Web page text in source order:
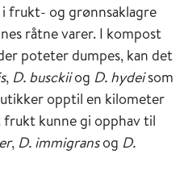
frukt- og grønnsaklagre
råtne varer. I kompost
poteter dumpes, kan det
, D. busckiiog D. hydeisom
opptil en kilometer
frukt kunne gi opphav til
, D. immigransog D.